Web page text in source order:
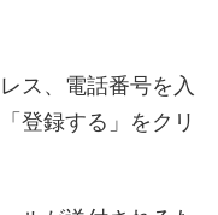
ス、電話番号を入
登録する」をクリ